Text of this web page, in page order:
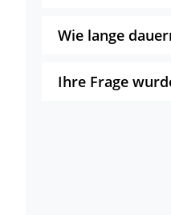
Wie lange
Ihre Frage